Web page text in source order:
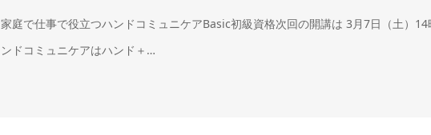
家庭で仕事で役立つハンドコミュニケアBasic初級資格次回の開講は 3月7日（土）
ンドコミュニケアはハンド＋…